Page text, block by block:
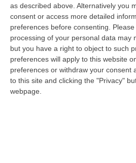
as described above. Alternatively you
consent or access more detailed
preferences before consenting.
processing of your personal data may
but you have a right to object to such
preferences will apply to this website
preferences or withdraw your consent
to this site and clicking the "Privacy"
webpage.
Caserta contro i lombardi,
squalificato Pompetti,
dovrà rinunciare ancora a
Antonini
Pubblicato il: 04/12/24 – 12:25